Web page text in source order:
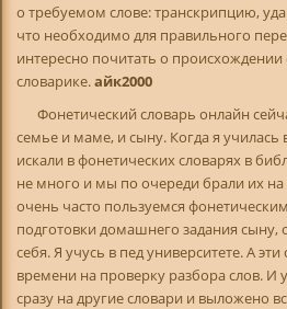
о требуемом слове: транскрипцию,
что необходимо для правильного
интересно почитать о происхождении
словарике.айк2000
Фонетический словарь онлайн
семье и маме, и сыну. Когда я училась
искали в фонетических словарях в
не много и мы по очереди брали их
очень часто пользуемся
подготовки домашнего задания сыну,
себя. Я учусь в пед университете. А
времени на проверку разбора слов. И
сразу на другие словари и выложено